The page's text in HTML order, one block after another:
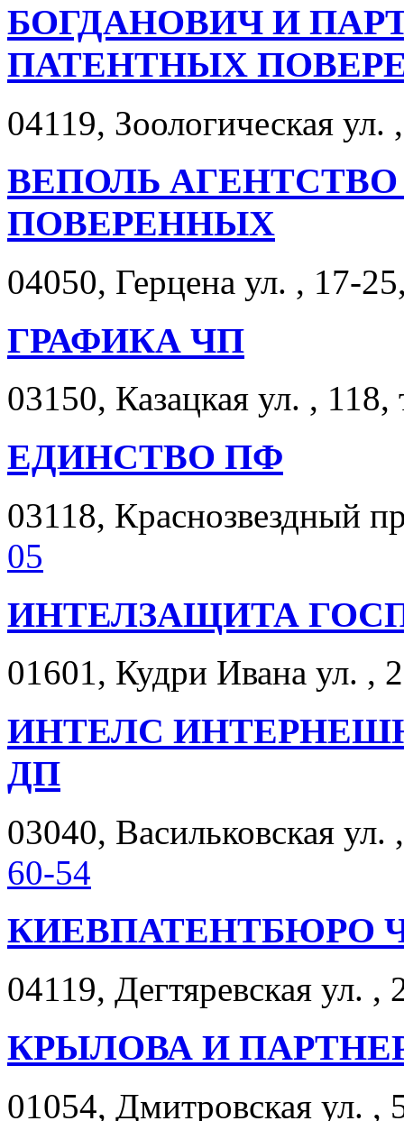
БОГДАНОВИЧ И
ПАТЕНТНЫХ
04119, Зоологическая
ВЕПОЛЬ
ПОВЕРЕННЫХ
04050, Герцена ул. , 17-
ГРАФИКА ЧП
03150, Казацкая ул. , 118,
ЕДИНСТВО ПФ
03118, Краснозвездный
05
ИНТЕЛЗАЩИТА
01601, Кудри Ивана ул. ,
ИНТЕЛС
ДП
03040, Васильковская
60-54
КИЕВПАТЕНТБЮРО
04119, Дегтяревская ул.
КРЫЛОВА И
01054, Дмитровская ул. ,